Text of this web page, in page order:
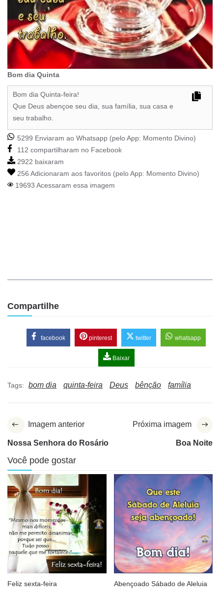
Bom dia Quinta
Bom dia Quinta-feira!
Que Deus abençoe seu dia, sua família, sua casa e
seu trabalho.
5299 Enviaram ao Whatsapp (pelo App: Momento Divino)
112 compartilharam no Facebook
2922 baixaram
256 Adicionaram aos favoritos (pelo App: Momento Divino)
19693 Acessaram essa imagem
Compartilhe
facebook pinterest twitter whatsapp
Baixar
Tags: bom dia quinta-feira Deus bênção família
Imagem anterior
Nossa Senhora do Rosário
Próxima imagem
Boa Noite
Você pode gostar
Feliz sexta-feira Abençoado Sábado de Aleluia